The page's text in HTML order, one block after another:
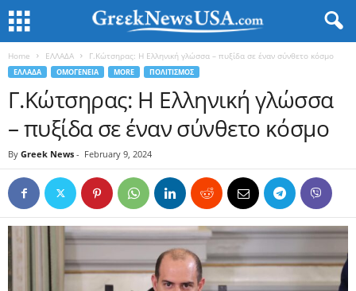
Home ΕΛΛΑΔΑ Γ.Κώτσηρας: Η Ελληνική γλώσσα – πυξίδα σε έναν σύνθετο κόσμο
ΕΛΛΑΔΑ ΟΜΟΓΕΝΕΙΑ MORE ΠΟΛΙΤΙΣΜΟΣ
Γ.Κώτσηρας: Η Ελληνική γλώσσα
– πυξίδα σε έναν σύνθετο κόσμο
By Greek News - February 9, 2024